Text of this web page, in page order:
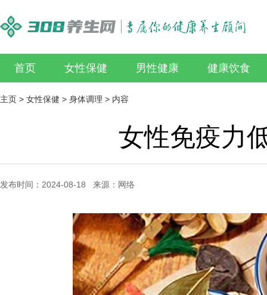
首页 女性保健 男性健康 健康饮食
主页 > 女性保健 > 身体调理 > 内容
女性免疫力
发布时间：2024-08-18 来源：网络